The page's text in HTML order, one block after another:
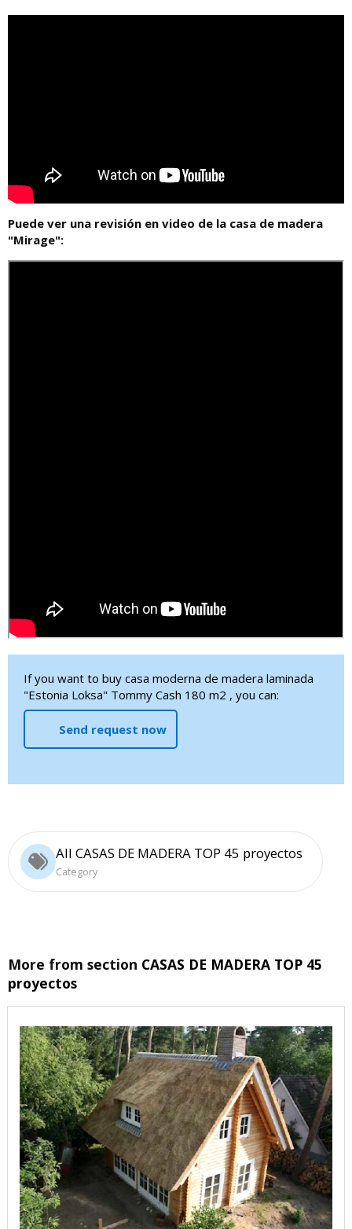
Puede ver una revisión en video de la casa de madera
"Mirage":
If you want to buy casa moderna de madera laminada
"Estonia Loksa" Tommy Cash 180 m2 , you can:
Send request now
All CASAS DE MADERA TOP 45 proyectos
Category
More from section CASAS DE MADERA TOP 45
proyectos